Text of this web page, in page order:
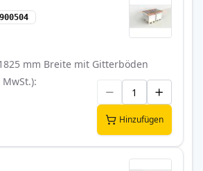
mm Breite mit Gitterböden
Hinzufügen